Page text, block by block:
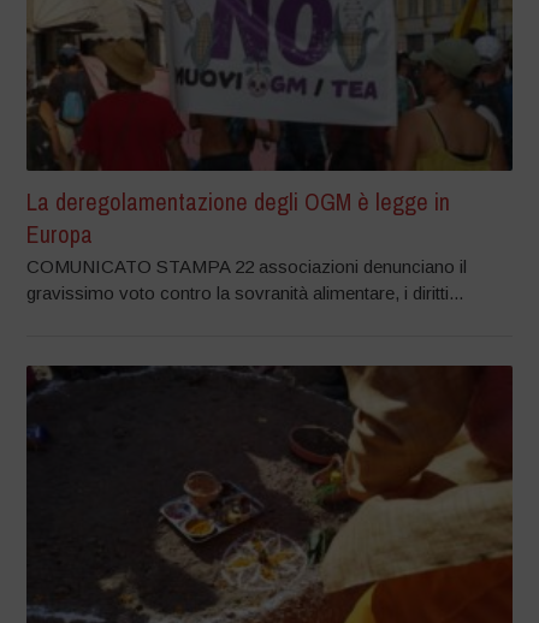
La deregolamentazione degli OGM è legge in
Europa
COMUNICATO STAMPA 22 associazioni denunciano il
gravissimo voto contro la sovranità alimentare, i diritti...